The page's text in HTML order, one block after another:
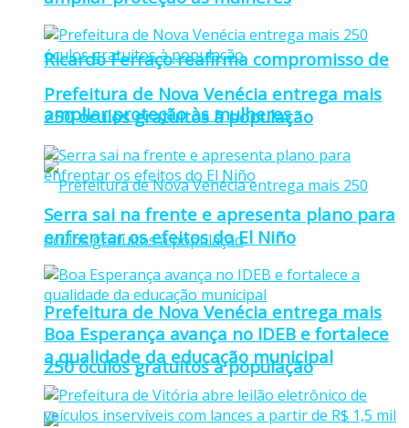
Ricardo Ferraço reafirma compromisso de
ampliar proteção às mulheres
Prefeitura de Nova Venécia entrega mais
250 óculos gratuitos à população
Prefeitura de Nova Venécia entrega mais
250 óculos gratuitos à população
Serra sai na frente e apresenta plano para
enfrentar os efeitos do El Niño
Boa Esperança avança no IDEB e fortalece
a qualidade da educação municipal